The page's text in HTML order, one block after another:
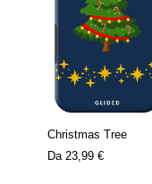
Christmas Tree
Da 23,99 €